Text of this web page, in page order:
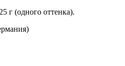
г (одного оттенка).